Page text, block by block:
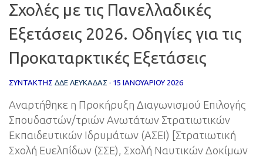
Σχολές με τις Πανελλαδικές
Εξετάσεις 2026. Οδηγίες για τις
Προκαταρκτικές Εξετάσεις
ΣΥΝΤΆΚΤΗΣ ΔΔΕ ΛΕΥΚΑΔΑΣ · 15 ΙΑΝΟΥΑΡΊΟΥ 2026
Αναρτήθηκε η Προκήρυξη Διαγωνισμού Επιλογής
Σπουδαστών/τριών Ανωτάτων Στρατιωτικών
Εκπαιδευτικών Ιδρυμάτων (ΑΣΕΙ) [Στρατιωτική
Σχολή Ευελπίδων (ΣΣΕ), Σχολή Ναυτικών Δοκίμων